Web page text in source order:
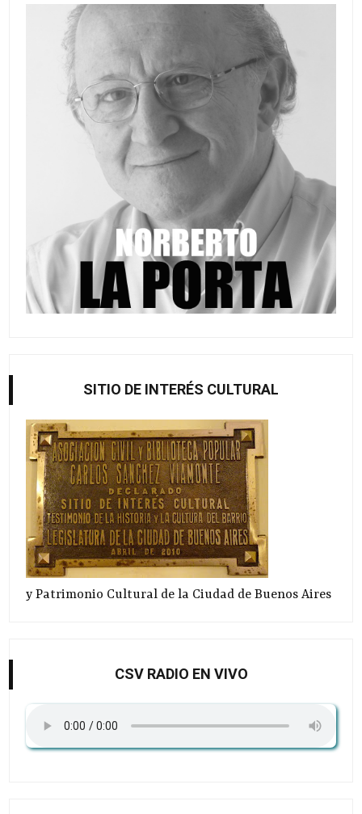
SITIO DE INTERÉS CULTURAL
y Patrimonio Cultural de la Ciudad de Buenos Aires
CSV RADIO EN VIVO